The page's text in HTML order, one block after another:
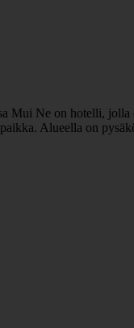
Mui Ne on hotelli,
Alueella on